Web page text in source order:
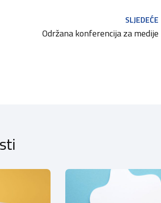
SLJEDEĆE
Održana konferencija za medije